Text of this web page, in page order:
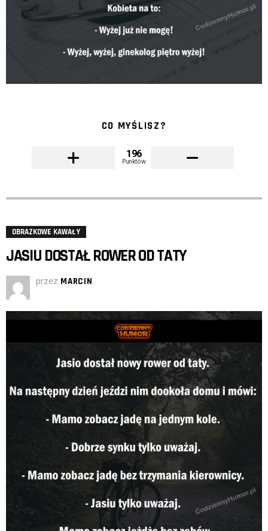
CO MYŚLISZ?
196
Punktów
OBRAZKOWE KAWAŁY
JASIU DOSTAŁ ROWER OD TATY
przez MARCIN